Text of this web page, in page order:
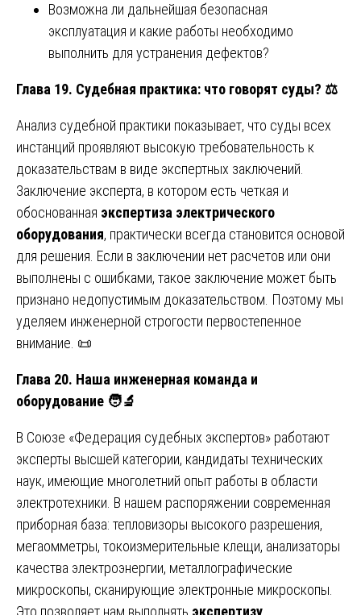
Возможна ли дальнейшая безопасная
эксплуатация и какие работы необходимо
выполнить для устранения дефектов?
Глава 19. Судебная практика: что говорят суды? ⚖️
Анализ судебной практики показывает, что суды всех
инстанций проявляют высокую требовательность к
доказательствам в виде экспертных заключений.
Заключение эксперта, в котором есть четкая и
обоснованная экспертиза электрического
оборудования, практически всегда становится основой
для решения. Если в заключении нет расчетов или они
выполнены с ошибками, такое заключение может быть
признано недопустимым доказательством. Поэтому мы
уделяем инженерной строгости первостепенное
внимание. 📜
Глава 20. Наша инженерная команда и
оборудование 🧑‍🔬
В Союзе «Федерация судебных экспертов» работают
эксперты высшей категории, кандидаты технических
наук, имеющие многолетний опыт работы в области
электротехники. В нашем распоряжении современная
приборная база: тепловизоры высокого разрешения,
мегаомметры, токоизмерительные клещи, анализаторы
качества электроэнергии, металлографические
микроскопы, сканирующие электронные микроскопы.